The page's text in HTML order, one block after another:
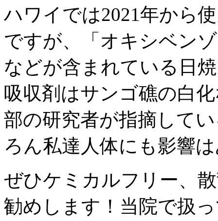
ハワイでは2021年から
ですが、「オキシベン
などが含まれている日
吸収剤はサンゴ礁の白
部の研究者が指摘して
ろん私達人体にも影響
ぜひケミカルフリー、
勧めします！当院で扱